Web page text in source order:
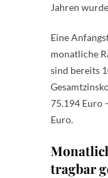
Jahren
Eine
monatliche
sind bereits
75.194 Euro
Euro.
tragbar